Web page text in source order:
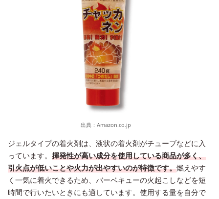
出典： Amazon.co.jp
ジェルタイプの着火剤は、液状の着火剤がチューブなどに入
っています。 揮発性が高い成分を使用している商品が多く、
引火点が低いことや火力が出やすいのが特徴です。燃えやす
く一気に着火できるため、バーベキューの火起こしなどを短
時間で行いたいときにも適しています。使用する量を自分で